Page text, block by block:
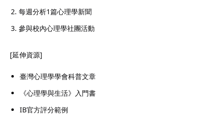
每週分析1篇心理學新聞
參與校內心理學社團活動
[延伸資源]
臺灣心理學學會科普文章
《心理學與生活》入門書
IB官方評分範例